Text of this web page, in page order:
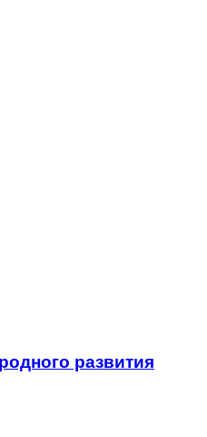
развития